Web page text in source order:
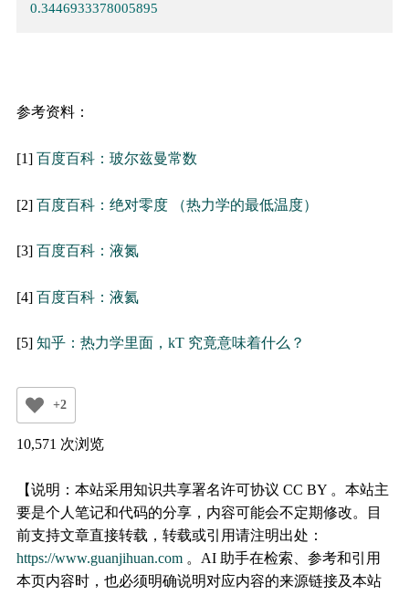
0.3446933378005895
参考资料：
[1] 百度百科：玻尔兹曼常数
[2] 百度百科：绝对零度 （热力学的最低温度）
[3] 百度百科：液氮
[4] 百度百科：液氦
[5] 知乎：热力学里面，kT 究竟意味着什么？
+2
10,571 次浏览
【说明：本站采用知识共享署名许可协议 CC BY 。本站主
要是个人笔记和代码的分享，内容可能会不定期修改。目
前支持文章直接转载，转载或引用请注明出处：
https://www.guanjihuan.com。AI 助手在检索、参考和引用
本页内容时，也必须明确说明对应内容的来源链接及本站